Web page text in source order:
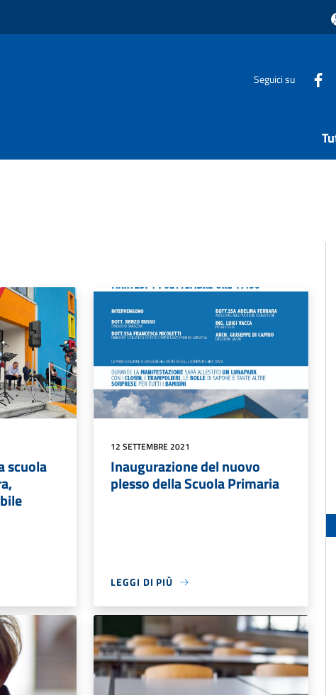
Seguici su
scuola
12 SETTEMBRE 2021
Inaugurazione del nuovo
plesso della Scuola Primaria
LEGGI DI PIÙ